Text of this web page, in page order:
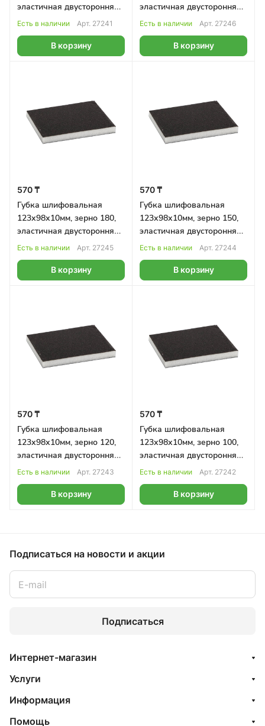
эластичная двусторонняя
Klingspor
Есть в наличии Арт. 27241
В корзину
эластичная двусторонняя
Klingspor
Есть в наличии Арт. 27246
В корзину
570 ₸
Губка шлифовальная
123х98х10мм, зерно 180,
эластичная двусторонняя
Klingspor
Есть в наличии Арт. 27245
В корзину
570 ₸
Губка шлифовальная
123х98х10мм, зерно 150,
эластичная двусторонняя
Klingspor
Есть в наличии Арт. 27244
В корзину
570 ₸
Губка шлифовальная
123х98х10мм, зерно 120,
эластичная двусторонняя
Klingspor
Есть в наличии Арт. 27243
В корзину
570 ₸
Губка шлифовальная
123х98х10мм, зерно 100,
эластичная двусторонняя
Klingspor
Есть в наличии Арт. 27242
В корзину
Подписаться на новости и акции
Подписаться
Интернет-магазин
Услуги
Информация
Помощь